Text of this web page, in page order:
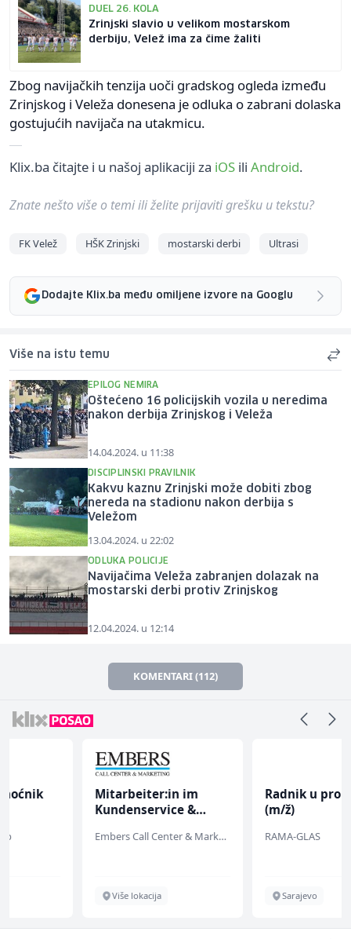
DUEL 26. KOLA
Zrinjski slavio u velikom mostarskom
derbiju, Velež ima za čime žaliti
Zbog navijačkih tenzija uoči gradskog ogleda između
Zrinjskog i Veleža donesena je odluka o zabrani dolaska
gostujućih navijača na utakmicu.
Klix.ba čitajte i u našoj aplikaciji za iOS ili Android.
Znate nešto više o temi ili želite prijaviti grešku u tekstu?
FK Velež HŠK Zrinjski mostarski derbi Ultrasi
Dodajte Klix.ba među omiljene izvore na Googlu
Više na istu temu
EPILOG NEMIRA
Oštećeno 16 policijskih vozila u neredima
nakon derbija Zrinjskog i Veleža
14.04.2024. u 11:38
DISCIPLINSKI PRAVILNIK
Kakvu kaznu Zrinjski može dobiti zbog
nereda na stadionu nakon derbija s
Veležom
13.04.2024. u 22:02
ODLUKA POLICIJE
Navijačima Veleža zabranjen dolazak na
mostarski derbi protiv Zrinjskog
12.04.2024. u 12:14
KOMENTARI (112)
Mitarbeiter:in im
Kundenservice &
Embers Call Center & Marketing
Radnik u proizvodnji
(m/ž)
RAMA-GLAS